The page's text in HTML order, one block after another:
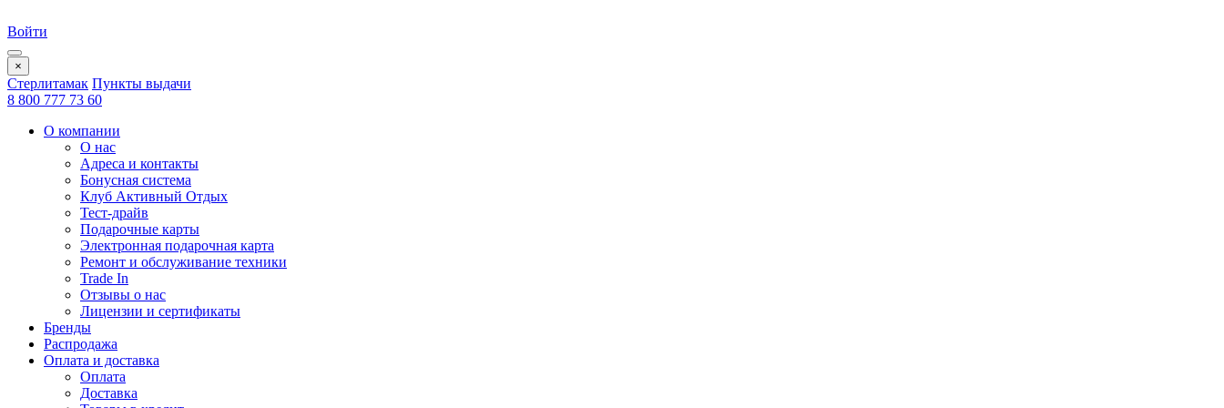
Войти
×
Стерлитамак Пункты выдачи
8 800 777 73 60
О компании
О нас
Адреса и контакты
Бонусная система
Клуб Активный Отдых
Тест-драйв
Подарочные карты
Электронная подарочная карта
Ремонт и обслуживание техники
Trade In
Отзывы о нас
Лицензии и сертификаты
Бренды
Распродажа
Оплата и доставка
Оплата
Доставка